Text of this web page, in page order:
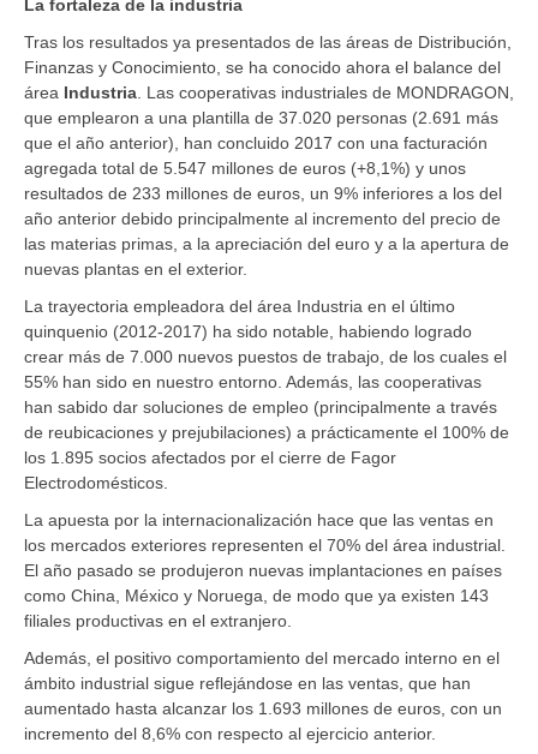
La fortaleza de la industria
Tras los resultados ya presentados de las áreas de Distribución,
Finanzas y Conocimiento, se ha conocido ahora el balance del
área Industria . Las cooperativas industriales de MONDRAGON,
que emplearon a una plantilla de 37.020 personas (2.691 más
que el año anterior), han concluido 2017 con una facturación
agregada total de 5.547 millones de euros (+8,1%) y unos
resultados de 233 millones de euros, un 9% inferiores a los del
año anterior debido principalmente al incremento del precio de
las materias primas, a la apreciación del euro y a la apertura de
nuevas plantas en el exterior.
La trayectoria empleadora del área Industria en el último
quinquenio (2012-2017) ha sido notable, habiendo logrado
crear más de 7.000 nuevos puestos de trabajo, de los cuales el
55% han sido en nuestro entorno. Además, las cooperativas
han sabido dar soluciones de empleo (principalmente a través
de reubicaciones y prejubilaciones) a prácticamente el 100% de
los 1.895 socios afectados por el cierre de Fagor
Electrodomésticos.
La apuesta por la internacionalización hace que las ventas en
los mercados exteriores representen el 70% del área industrial.
El año pasado se produjeron nuevas implantaciones en países
como China, México y Noruega, de modo que ya existen 143
filiales productivas en el extranjero.
Además, el positivo comportamiento del mercado interno en el
ámbito industrial sigue reflejándose en las ventas, que han
aumentado hasta alcanzar los 1.693 millones de euros, con un
incremento del 8,6% con respecto al ejercicio anterior.